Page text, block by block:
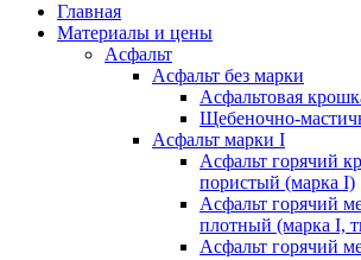
Главная
Материалы и цены
Асфальт
Асфальт без марки
Асфальтовая
Щебеночно-
Асфальт марки I
Асфальт горячий
пористый (марка I)
Асфальт горячий
плотный (марка I,
Асфальт горячий